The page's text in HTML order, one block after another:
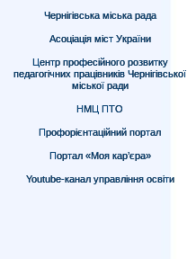
Чернігівська міська рада
Асоціація міст України
Центр професійного розвитку
педагогічних працівників Чернігівської
міської ради
НМЦ ПТО
Профорієнтаційний портал
Портал «Моя кар’єра»
Youtube-канал управління освіти